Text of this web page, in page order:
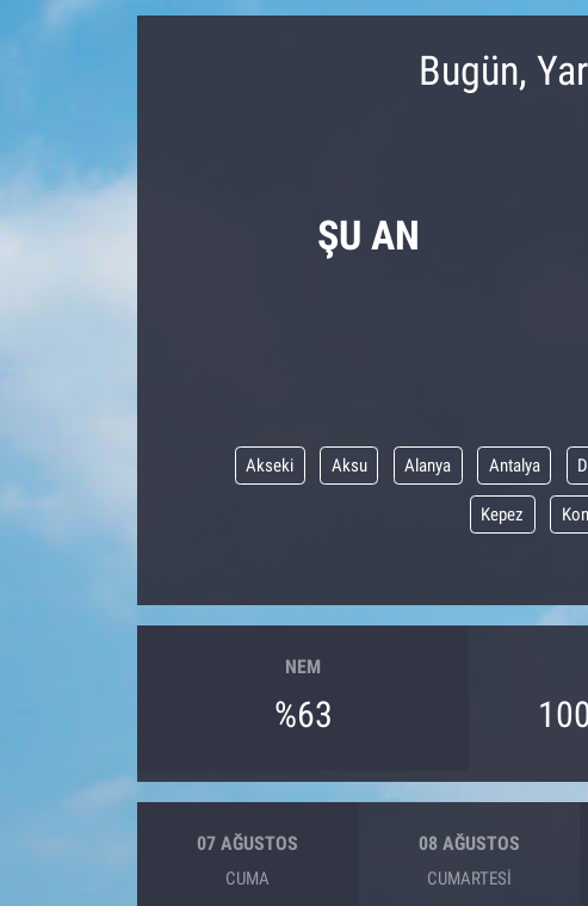
Bugün,
ŞU AN
Akseki Aksu Alanya Antalya
Kepez
NEM
%63
07 AĞUSTOS
CUMA
08 AĞUSTOS
CUMARTESI